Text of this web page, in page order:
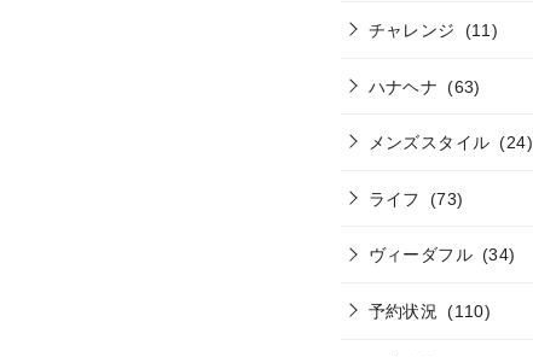
チャレンジ (11)
ハナヘナ (63)
メンズスタイル (24)
ライフ (73)
ヴィーダフル (34)
予約状況 (110)